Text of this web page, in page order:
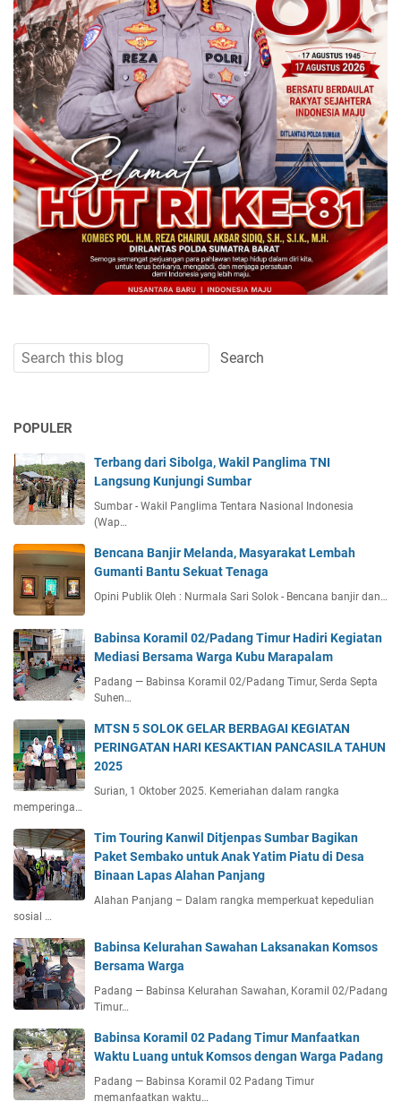
POPULER
Terbang dari Sibolga, Wakil Panglima TNI
Langsung Kunjungi Sumbar
Sumbar - Wakil Panglima Tentara Nasional Indonesia
(Wap…
Bencana Banjir Melanda, Masyarakat Lembah
Gumanti Bantu Sekuat Tenaga
Opini Publik Oleh : Nurmala Sari Solok - Bencana banjir dan…
Babinsa Koramil 02/Padang Timur Hadiri Kegiatan
Mediasi Bersama Warga Kubu Marapalam
Padang — Babinsa Koramil 02/Padang Timur, Serda Septa
Suhen…
MTSN 5 SOLOK GELAR BERBAGAI KEGIATAN
PERINGATAN HARI KESAKTIAN PANCASILA TAHUN
2025
Surian, 1 Oktober 2025. Kemeriahan dalam rangka
memperinga…
Tim Touring Kanwil Ditjenpas Sumbar Bagikan
Paket Sembako untuk Anak Yatim Piatu di Desa
Binaan Lapas Alahan Panjang
Alahan Panjang – Dalam rangka memperkuat kepedulian
sosial …
Babinsa Kelurahan Sawahan Laksanakan Komsos
Bersama Warga
Padang — Babinsa Kelurahan Sawahan, Koramil 02/Padang
Timur…
Babinsa Koramil 02 Padang Timur Manfaatkan
Waktu Luang untuk Komsos dengan Warga Padang
Padang — Babinsa Koramil 02 Padang Timur
memanfaatkan waktu…